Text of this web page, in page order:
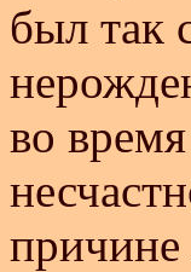
был так
во
причине